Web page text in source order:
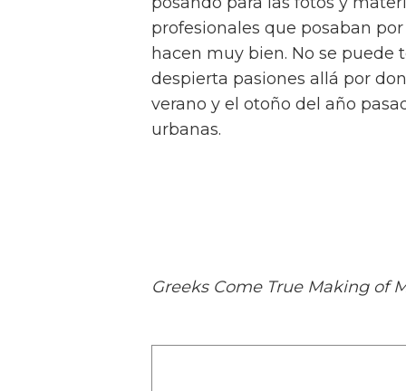
profesionales que posaban
hacen muy bien. No se
despierta pasiones allá por
verano y el otoño del año
urbanas.
Greeks Come True Making of